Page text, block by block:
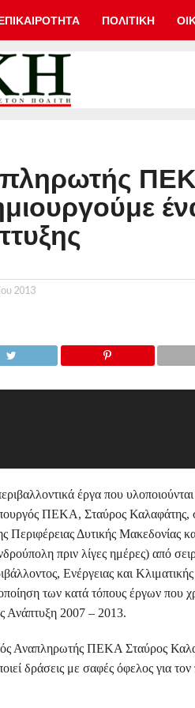
ΠΟΛΙΤΙΚΗ
2013
έργα που
ΠΕΚΑ, Σταύρος
Περιφέρειας Δυτικής Μακεδονίας
πριν λίγες ημέρες) από
Ενέργειας και Κλιματικής
των κατά τόπους έργων που
Ανάπτυξη 2007 – 2013.
Αναπληρωτής ΠΕΚΑ Σταύρος
δράσεις με σαφές όφελος για τον